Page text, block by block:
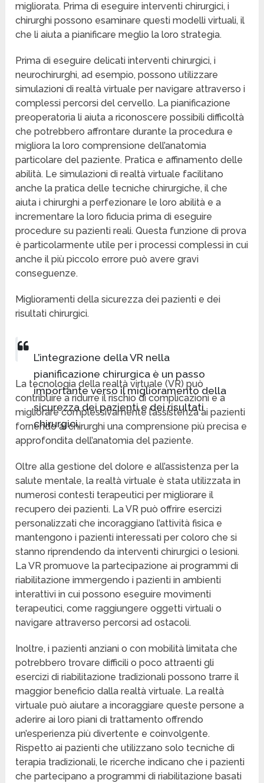
migliorata. Prima di eseguire interventi chirurgici, i
chirurghi possono esaminare questi modelli virtuali, il
che li aiuta a pianificare meglio la loro strategia.
Prima di eseguire delicati interventi chirurgici, i
neurochirurghi, ad esempio, possono utilizzare
simulazioni di realtà virtuale per navigare attraverso i
complessi percorsi del cervello. La pianificazione
preoperatoria li aiuta a riconoscere possibili difficoltà
che potrebbero affrontare durante la procedura e
migliora la loro comprensione dell’anatomia
particolare del paziente. Pratica e affinamento delle
abilità. Le simulazioni di realtà virtuale facilitano
anche la pratica delle tecniche chirurgiche, il che
aiuta i chirurghi a perfezionare le loro abilità e a
incrementare la loro fiducia prima di eseguire
procedure su pazienti reali. Questa funzione di prova
è particolarmente utile per i processi complessi in cui
anche il più piccolo errore può avere gravi
conseguenze.
Miglioramenti della sicurezza dei pazienti e dei
risultati chirurgici.
L’integrazione della VR nella
pianificazione chirurgica è un passo
importante verso il miglioramento della
sicurezza dei pazienti e dei risultati
chirurgici.
La tecnologia della realtà virtuale (VR) può
contribuire a ridurre il rischio di complicazioni e a
migliorare complessivamente l’assistenza ai pazienti
fornendo ai chirurghi una comprensione più precisa e
approfondita dell’anatomia del paziente.
Oltre alla gestione del dolore e all’assistenza per la
salute mentale, la realtà virtuale è stata utilizzata in
numerosi contesti terapeutici per migliorare il
recupero dei pazienti. La VR può offrire esercizi
personalizzati che incoraggiano l’attività fisica e
mantengono i pazienti interessati per coloro che si
stanno riprendendo da interventi chirurgici o lesioni.
La VR promuove la partecipazione ai programmi di
riabilitazione immergendo i pazienti in ambienti
interattivi in cui possono eseguire movimenti
terapeutici, come raggiungere oggetti virtuali o
navigare attraverso percorsi ad ostacoli.
Inoltre, i pazienti anziani o con mobilità limitata che
potrebbero trovare difficili o poco attraenti gli
esercizi di riabilitazione tradizionali possono trarre il
maggior beneficio dalla realtà virtuale. La realtà
virtuale può aiutare a incoraggiare queste persone a
aderire ai loro piani di trattamento offrendo
un’esperienza più divertente e coinvolgente.
Rispetto ai pazienti che utilizzano solo tecniche di
terapia tradizionali, le ricerche indicano che i pazienti
che partecipano a programmi di riabilitazione basati